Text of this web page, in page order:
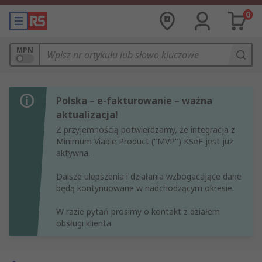
0
MPN
Polska – e-fakturowanie – ważna
aktualizacja!
Z przyjemnością potwierdzamy, że integracja z
Minimum Viable Product ("MVP") KSeF jest już
aktywna.
Dalsze ulepszenia i działania wzbogacające dane
będą kontynuowane w nadchodzącym okresie.
W razie pytań prosimy o kontakt z działem
obsługi klienta.